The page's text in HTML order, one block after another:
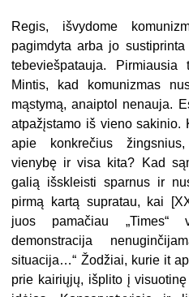
Regis, išvydome
pagimdyta arba jo
tebeviešpatauja.
Mintis, kad komunizmas
mąstymą, anaiptol nenauja.
atpažįstamo iš vieno sakinio.
apie konkrečius
vienybę ir visa kita? Kad
galią išskleisti sparnus ir
pirmą kartą supratau, kai
juos pamačiau „Times“
demonstracija
situacija…“ Žodžiai, kurie it
prie kairiųjų, išplito į